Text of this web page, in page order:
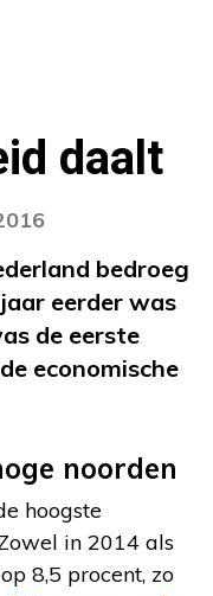
daalt
bedroeg
eerder was
de eerste
economische
noorden
hoogste
in 2014 als
8,5 procent, zo